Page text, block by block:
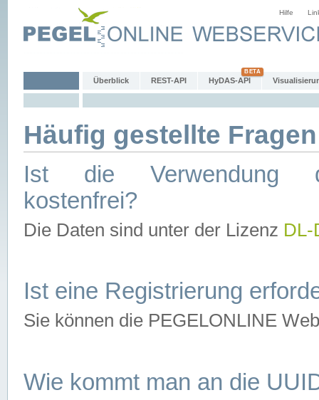
Hilfe
Überblick REST-API HyDAS-API
Häufig gestellte
Ist die Verwendung
kostenfrei?
Die Daten sind unter der Lizenz
Ist eine Registrierung
Sie können die PEGELONLINE
Wie kommt man an die